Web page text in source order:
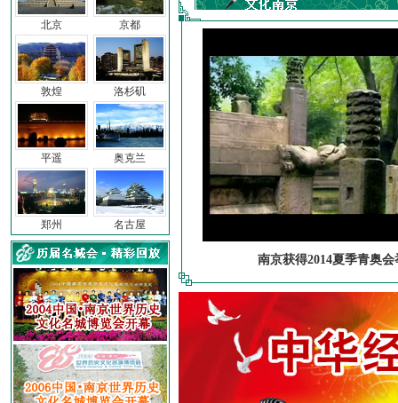
北京
敦煌
平遥
郑州
京都
洛杉矶
奥克兰
名古屋
南京获得2014夏季青奥会